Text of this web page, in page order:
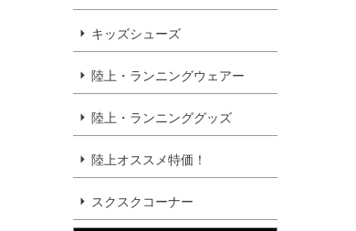
キッズシューズ
陸上・ランニングウェアー
陸上・ランニンググッズ
陸上オススメ特価！
スクスクコーナー